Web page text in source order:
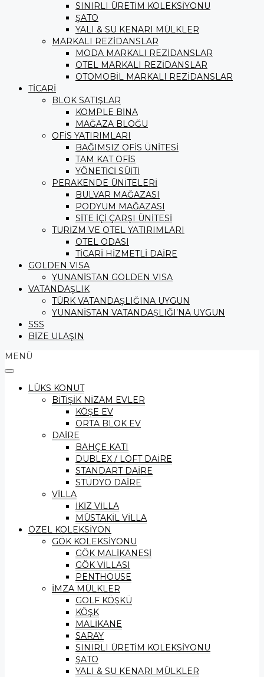
SINIRLI ÜRETİM KOLEKSİYONU
ŞATO
YALI & SU KENARI MÜLKLER
MARKALI REZİDANSLAR
MODA MARKALI REZİDANSLAR
OTEL MARKALI REZİDANSLAR
OTOMOBİL MARKALI REZİDANSLAR
TİCARİ
BLOK SATIŞLAR
KOMPLE BİNA
MAĞAZA BLOĞU
OFİS YATIRIMLARI
BAĞIMSIZ OFİS ÜNİTESİ
TAM KAT OFİS
YÖNETİCİ SÜİTİ
PERAKENDE ÜNİTELERİ
BULVAR MAĞAZASI
PODYUM MAĞAZASI
SİTE İÇİ ÇARŞI ÜNİTESİ
TURİZM VE OTEL YATIRIMLARI
OTEL ODASI
TİCARİ HİZMETLİ DAİRE
GOLDEN VISA
YUNANİSTAN GOLDEN VISA
VATANDAŞLIK
TÜRK VATANDAŞLIĞINA UYGUN
YUNANİSTAN VATANDAŞLIĞI’NA UYGUN
SSS
BİZE ULAŞIN
MENÜ
LÜKS KONUT
BİTİŞİK NİZAM EVLER
KÖŞE EV
ORTA BLOK EV
DAİRE
BAHÇE KATI
DUBLEX / LOFT DAİRE
STANDART DAİRE
STÜDYO DAİRE
VİLLA
İKİZ VİLLA
MÜSTAKİL VİLLA
ÖZEL KOLEKSİYON
GÖK KOLEKSİYONU
GÖK MALİKANESİ
GÖK VİLLASI
PENTHOUSE
İMZA MÜLKLER
GOLF KÖŞKÜ
KÖŞK
MALİKANE
SARAY
SINIRLI ÜRETİM KOLEKSİYONU
ŞATO
YALI & SU KENARI MÜLKLER